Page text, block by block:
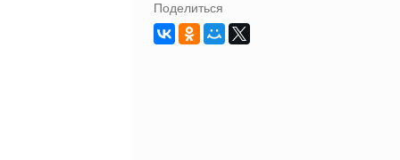
Поделиться